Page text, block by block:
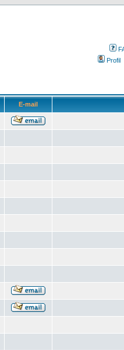
Profil
E-mail